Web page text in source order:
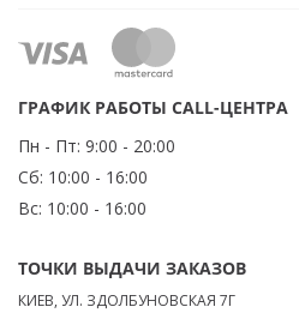
ГРАФИК РАБОТЫ CALL-ЦЕНТРА
Пн - Пт: 9:00 - 20:00
Сб: 10:00 - 16:00
Вс: 10:00 - 16:00
ТОЧКИ ВЫДАЧИ ЗАКАЗОВ
КИЕВ, УЛ. ЗДОЛБУНОВСКАЯ 7Г